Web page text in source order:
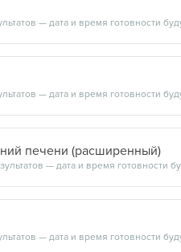
печени (расширенный)